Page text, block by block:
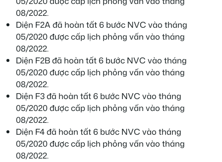
08/2022.
Diện F2A đã hoàn tất 6 bước NVC vào tháng
05/2020 được cấp lịch phỏng vấn vào tháng
08/2022.
Diện F2B đã hoàn tất 6 bước NVC vào tháng
05/2020 được cấp lịch phỏng vấn vào tháng
08/2022.
Diện F3 đã hoàn tất 6 bước NVC vào tháng
05/2020 được cấp lịch phỏng vấn vào tháng
08/2022.
Diện F4 đã hoàn tất 6 bước NVC vào tháng
05/2020 được cấp lịch phỏng vấn vào tháng
08/2022.